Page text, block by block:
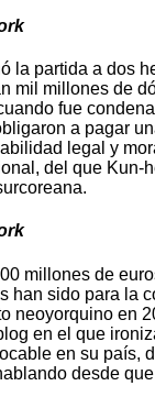
la partida a dos
mil millones de
fue
a pagar
legal y
del que Kun-
millones de
han sido para la
neoyorquino en
en el que
en su país,
desde